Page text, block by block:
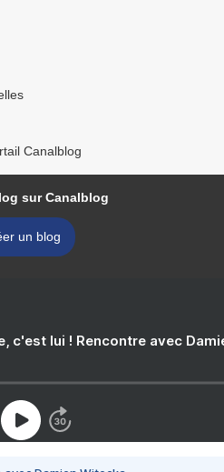
Canalblog
sur Canalblog
un blog
c'est lui ! Rencontre avec